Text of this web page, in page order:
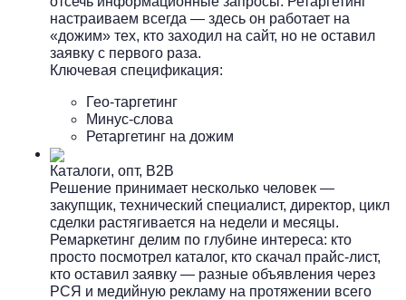
настраиваем всегда — здесь он работает на
«дожим» тех, кто заходил на сайт, но не оставил
заявку с первого раза.
Ключевая спецификация:
Гео-таргетинг
Минус-слова
Ретаргетинг на дожим
Каталоги, опт, B2B
Решение принимает несколько человек —
закупщик, технический специалист, директор, цикл
сделки растягивается на недели и месяцы.
Ремаркетинг делим по глубине интереса: кто
просто посмотрел каталог, кто скачал прайс-лист,
кто оставил заявку — разные объявления через
РСЯ и медийную рекламу на протяжении всего